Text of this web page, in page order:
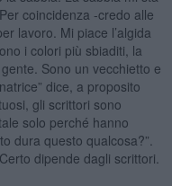
coincidenza -credo alle
lavoro. Mi piace l’algida
i colori più sbiaditi, la
Sono un vecchietto e
dice, a proposito
gli scrittori sono
solo perché hanno
dura questo qualcosa?”.
dipende dagli scrittori.